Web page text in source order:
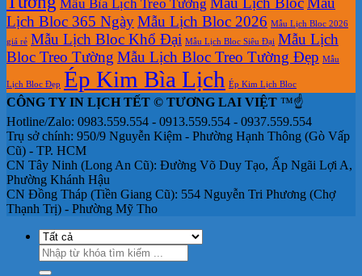
Mẫu Bìa Lịch Treo Tường
Lịch Bloc 365 NgàyMẫu Lịch Bloc 2026 Mẫu Lịch Bloc 2026
giá rẻ Mẫu Lịch Bloc Khổ Đại Mẫu Lịch Bloc Siêu Đại Mẫu Lịch
Bloc Treo Tường Mẫu Lịch Bloc Treo Tường Đẹp Mẫu
Lịch Bloc Đẹp Ép Kim Bìa Lịch Ép Kim Lịch Bloc
CÔNG TY IN LỊCH TẾT © TƯƠNG LAI VIỆT ™☝️
Hotline/Zalo: 0983.559.554 - 0913.559.554 - 0937.559.554
Trụ sở chính: 950/9 Nguyễn Kiệm - Phường Hạnh Thông (Gò Vấp
Cũ) - TP. HCM
CN Tây Ninh (Long An Cũ): Đường Võ Duy Tạo, Ấp Ngãi Lợi A,
Phường Khánh Hậu
CN Đồng Tháp (Tiền Giang Cũ): 554 Nguyễn Tri Phương (Chợ
Thạnh Trị) - Phường Mỹ Tho
Tìm
kiếm: